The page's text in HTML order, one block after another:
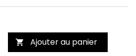
 Ajouter au panier